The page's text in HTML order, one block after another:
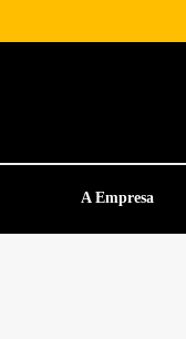
A Empresa